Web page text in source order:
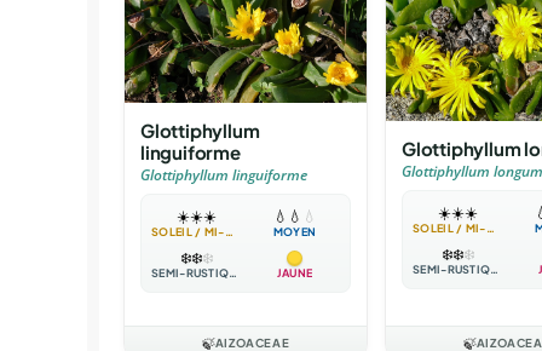
Glottiphyllum
linguiforme
Glottiphyllum linguiforme
☀️☀️☀️
SOLEIL / MI-OMBRE
💧 💧 💧
MOYEN
❄️❄️❄️
SEMI-RUSTIQUE JAUNE
🍃AIZOACEAE
Glottiphyllum
Glottiphyllum longum
☀️☀️☀️
SOLEIL / MI-OMBRE
❄️❄️❄️
SEMI-RUSTIQUE
🍃